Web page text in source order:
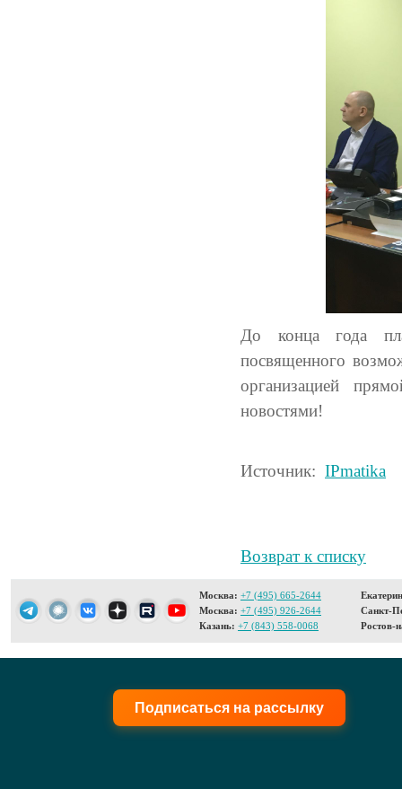
До конца года
посвященного
организацией
новостями!
Источник: IPmatika
Возврат к списку
Москва: +7 (495) 665-2644
Москва: +7 (495) 926-2644
Казань: +7 (843) 558-0068
Санкт-
Ростов-
Подписаться на рассылку